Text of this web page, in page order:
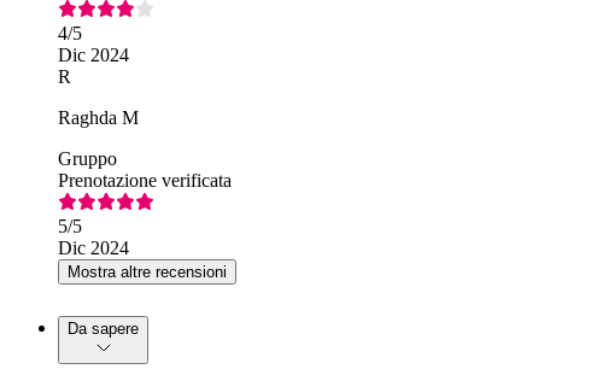
4/5
Dic 2024
R
Raghda M
Gruppo
Prenotazione verificata
5/5
Dic 2024
Mostra altre recensioni
Da sapere